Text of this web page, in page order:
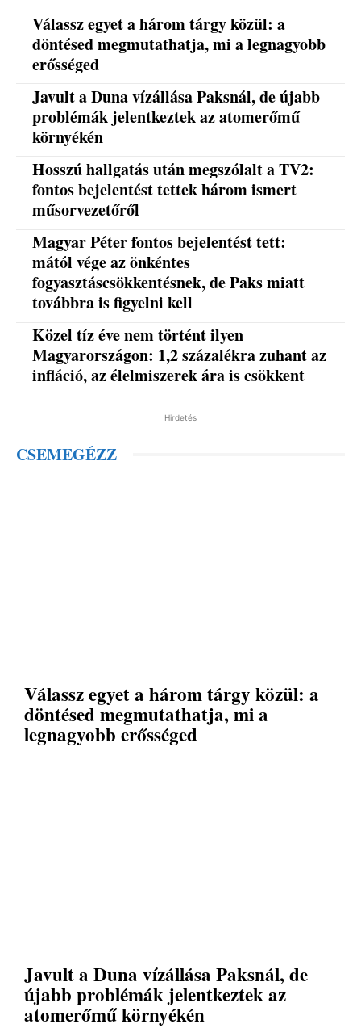
Válassz egyet a három tárgy közül: a
döntésed megmutathatja, mi a legnagyobb
erősséged
Javult a Duna vízállása Paksnál, de újabb
problémák jelentkeztek az atomerőmű
környékén
Hosszú hallgatás után megszólalt a TV2:
fontos bejelentést tettek három ismert
műsorvezetőről
Magyar Péter fontos bejelentést tett:
mától vége az önkéntes
fogyasztáscsökkentésnek, de Paks miatt
továbbra is figyelni kell
Közel tíz éve nem történt ilyen
Magyarországon: 1,2 százalékra zuhant az
infláció, az élelmiszerek ára is csökkent
Hirdetés
CSEMEGÉZZ
Válassz egyet a három tárgy közül: a
döntésed megmutathatja, mi a
legnagyobb erősséged
Javult a Duna vízállása Paksnál, de
újabb problémák jelentkeztek az
atomerőmű környékén